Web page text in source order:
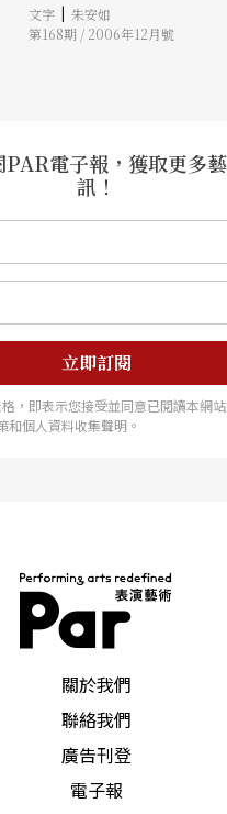
出興味，還從中推演他的劇場結構
文字 | 朱安如
第168期 / 2006年12月號
PAR電子報，獲取更多
訊！
立即訂閱
，即表示您接受並同意已閱讀本網
和個人資料收集聲明。
關於我們
聯絡我們
廣告刊登
電子報